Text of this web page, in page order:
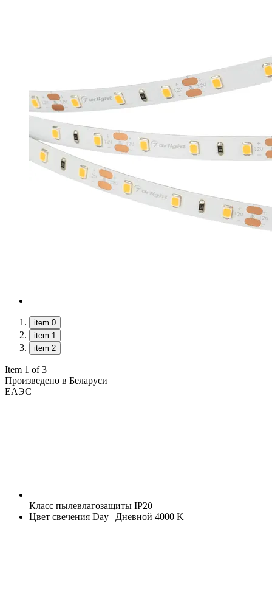
item 0
item 1
item 2
Item 1 of 3
Произведено в Беларуси
ЕАЭС
Класс пылевлагозащиты IP20
Цвет свечения Day | Дневной 4000 K